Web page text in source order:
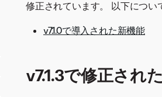
修正されています。 以下につい
v7.1.0で導入された新機能
v7.1.3で修正され